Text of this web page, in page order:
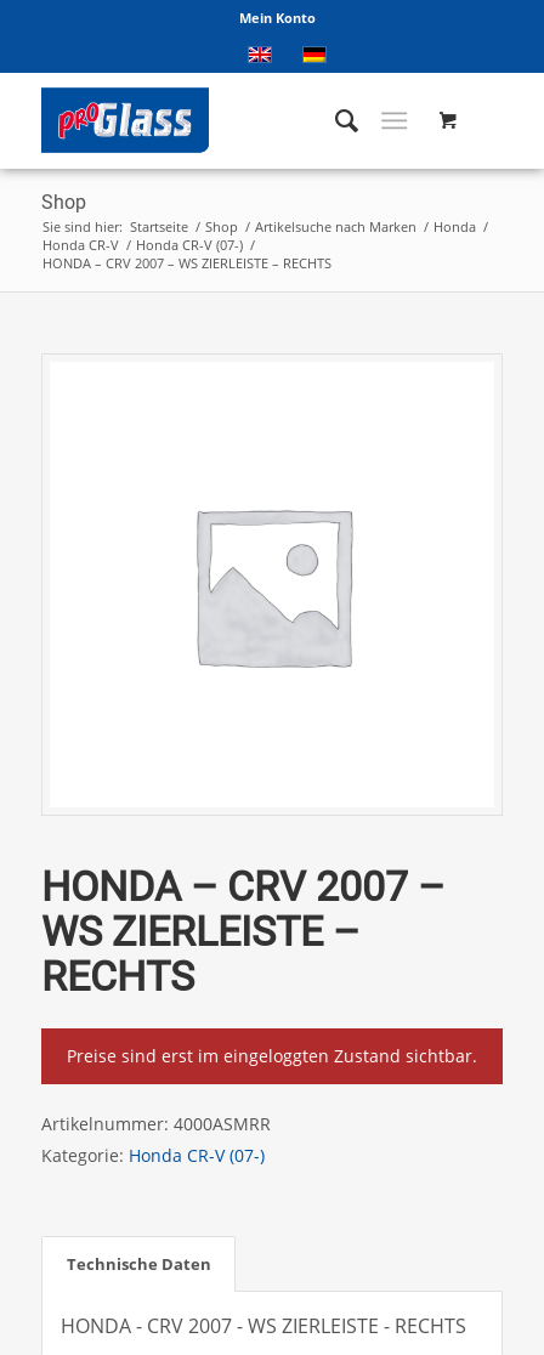
Mein Konto
Shop
Sie sind hier: Startseite / Shop / Artikelsuche nach Marken / Honda /
Honda CR-V / Honda CR-V (07-) /
HONDA – CRV 2007 – WS ZIERLEISTE – RECHTS
HONDA – CRV 2007 –
WS ZIERLEISTE –
RECHTS
Preise sind erst im eingeloggten Zustand sichtbar.
Artikelnummer: 4000ASMRR
Kategorie: Honda CR-V (07-)
Technische Daten
HONDA - CRV 2007 - WS ZIERLEISTE - RECHTS